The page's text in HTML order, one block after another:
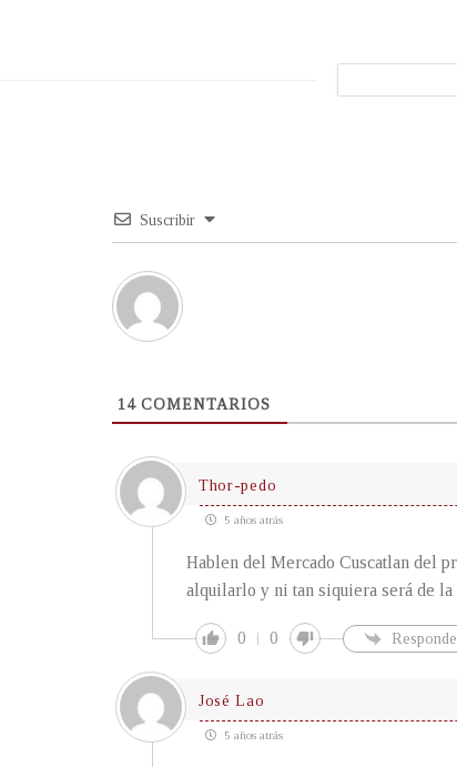
Suscribir
14COMENTARIOS
Thor-pedo
5 años atrás
Hablen del Mercado Cuscatlan del
alquilarlo y ni tan siquiera será de
0 0
José Lao
5 años atrás